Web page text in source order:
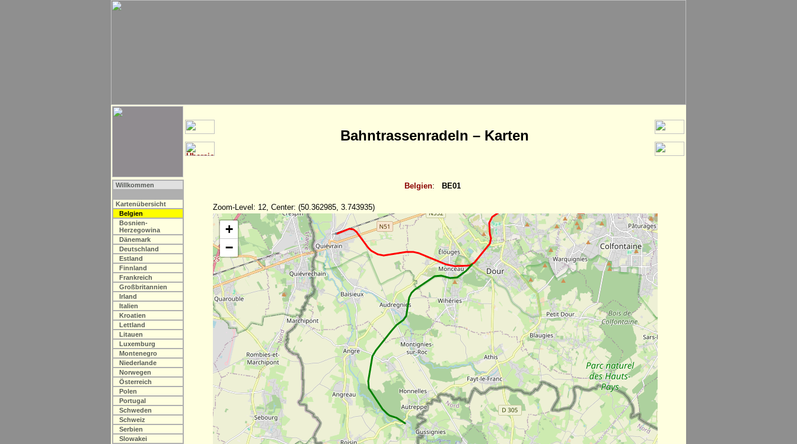
Bahntrassenradeln – Karten
Willkommen
Kartenübersicht
Belgien
Bosnien-
Herzegowina
Dänemark
Deutschland
Estland
Finnland
Frankreich
Großbritannien
Irland
Italien
Kroatien
Lettland
Litauen
Luxemburg
Montenegro
Niederlande
Norwegen
Österreich
Polen
Portugal
Schweden
Schweiz
Serbien
Slowakei
Belgien: BE01
Zoom-Level: 12, Center: (50.362985, 3.743935)
+
−